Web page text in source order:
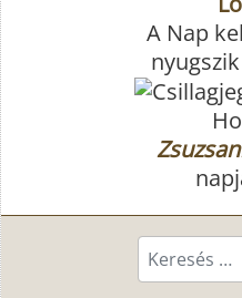
A Nap
Keresés...